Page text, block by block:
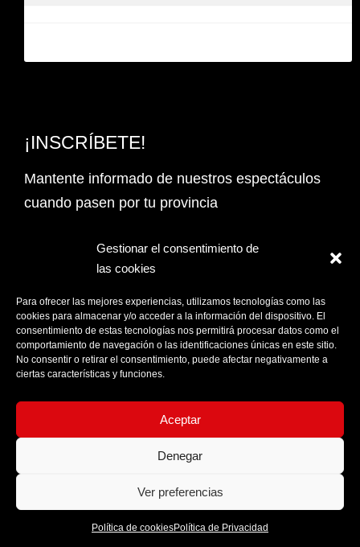
Gestionar el consentimiento de
las cookies
Para ofrecer las mejores experiencias, utilizamos tecnologías como las
cookies para almacenar y/o acceder a la información del dispositivo. El
consentimiento de estas tecnologías nos permitirá procesar datos como el
comportamiento de navegación o las identificaciones únicas en este sitio.
No consentir o retirar el consentimiento, puede afectar negativamente a
ciertas características y funciones.
Aceptar
Denegar
Ver preferencias
Política de cookiesPolítica de Privacidad
¡INSCRÍBETE!
Mantente informado de nuestros espectáculos
cuando pasen por tu provincia
Email Address*
PROVINCIA
Acepto laPolítica de privacidad